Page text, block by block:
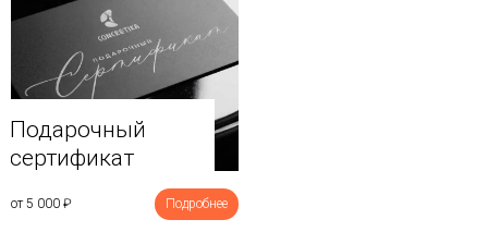
Подарочный
сертификат
от 5 000 ₽ Подробнее